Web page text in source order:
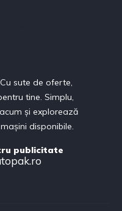
sute de oferte,
tine. Simplu,
și explorează
disponibile.
publicitate